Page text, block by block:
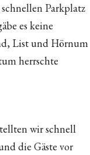
Parkplatz
es keine
List und Hörnum
herrschte
wir schnell
die Gäste vor